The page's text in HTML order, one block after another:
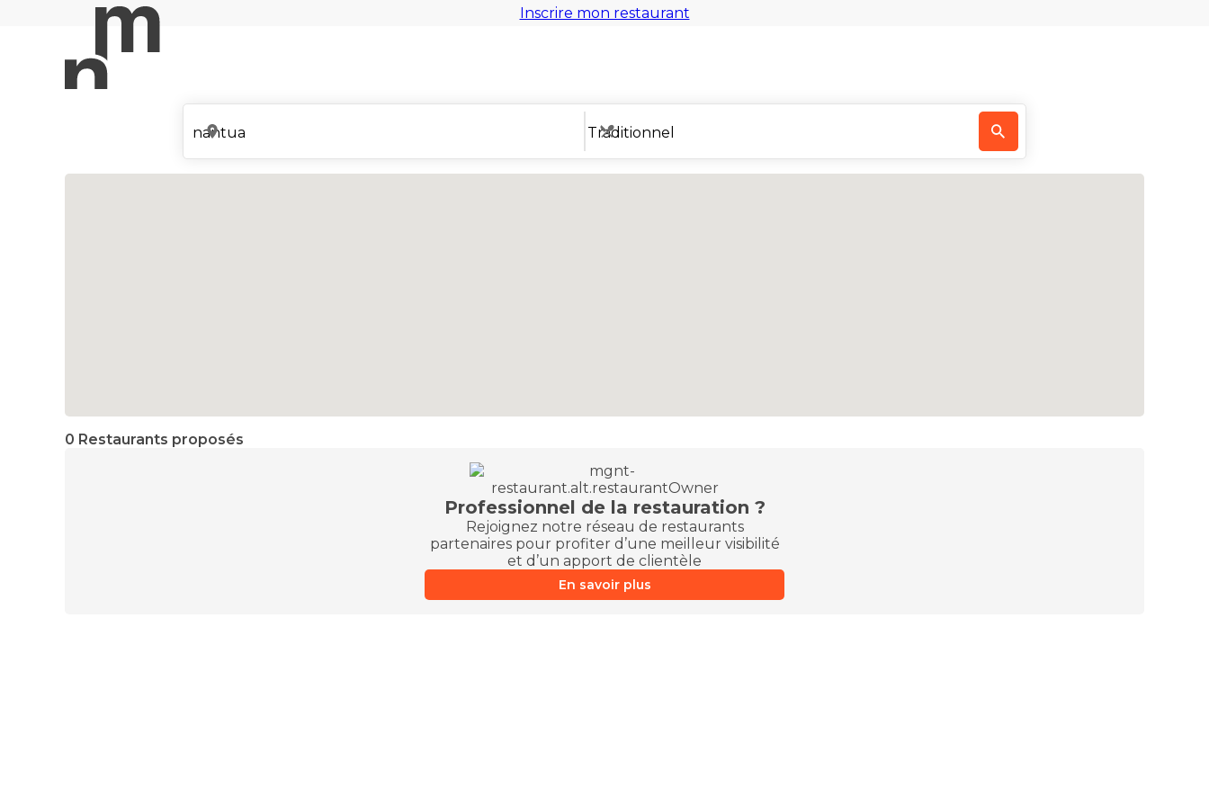
Inscrire mon restaurant
0 Restaurants proposés
Professionnel de la restauration ?
Rejoignez notre réseau de restaurants
partenaires pour profiter d’une meilleur visibilité
et d’un apport de clientèle
En savoir plus